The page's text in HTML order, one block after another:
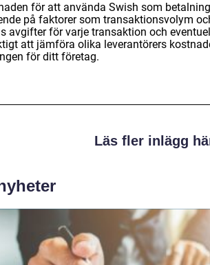
för att använda Swish som
på faktorer som transaktionsvolym
avgifter för varje transaktion och
att jämföra olika leverantörers
för ditt företag.
Läs fler inlägg